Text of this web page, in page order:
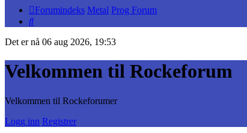
Forumindeks Metal Prog Forum
Søk
Det er nå 06 aug 2026, 19:53
Velkommen til Rockeforum
Velkommen til Rockeforumer
Logg inn Registrer